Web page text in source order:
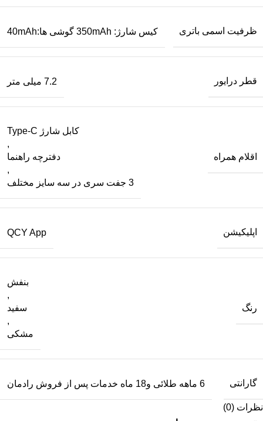
ظرفیت اسمی باتری کیس شارژ: 350mAh گوشی ها:40mAh
قطر درایور 7.2 میلی متر
اقلام همراه
کابل شارژ Type-C
,
دفترچه راهنما
,
3 جفت سری در سه سایز مختلف
اپلیکیشن QCY App
رنگ
بنفش
,
سفید
,
مشکی
گارانتی 6 ماهه طلائی و18 ماه خدمات پس از فروش رادمان
نظرات (0)